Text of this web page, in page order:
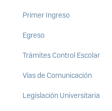
Primer Ingreso
Egreso
Trámites Control Escolar
Vías de Comunicación
Legislación Universitaria